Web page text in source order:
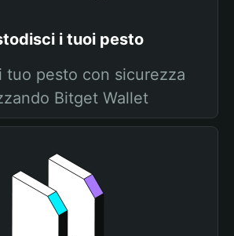
i tuoi pesto
tuo pesto con sicurezza
Bitget Wallet